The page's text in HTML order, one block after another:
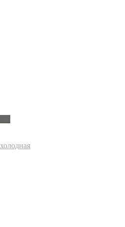
холодная